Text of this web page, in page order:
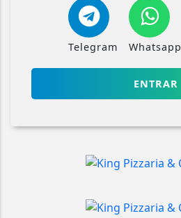
Telegram Whatsapp
ENTRAR